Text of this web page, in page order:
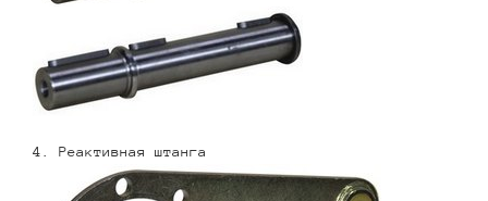
4. Реактивная штанга